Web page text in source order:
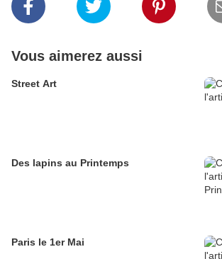
Vous aimerez aussi
Street Art
Des lapins au Printemps
Paris le 1er Mai